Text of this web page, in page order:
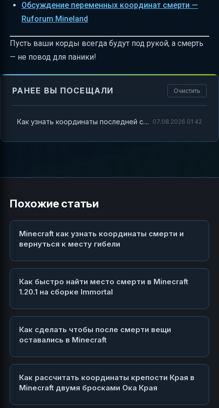
Обсуждение переменных координат смерти —
Ruforum Mineland
Пусть ваши корды всегда будут под рукой, а смерть
— не повод для паники!
РАНЕЕ ВЫ ПОСЕЩАЛИ Очистить
Как узнать координаты последней смерти в Minecraft 07.08.2026 01:42
Похожие статьи
Minecraft как узнать координаты смерти и
вернуться к месту гибели
Как быстро найти место смерти в Minecraft
1.20.1 на сборке Immortal
Как сделать чтобы после смерти вещи
оставались в Minecraft
Как рассчитать координаты крепости Края в
Minecraft двумя бросками Ока Края